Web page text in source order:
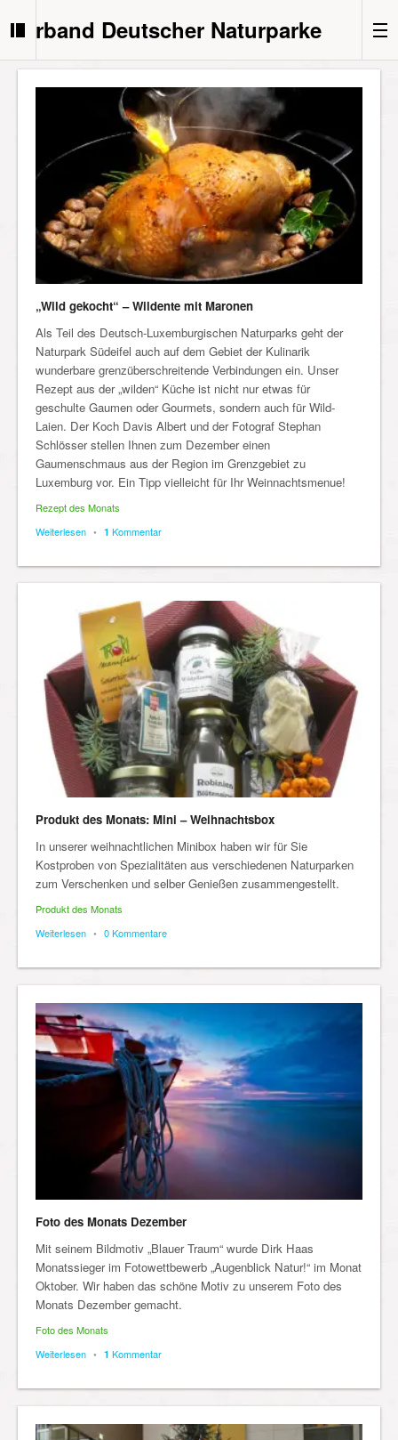
Verband Deutscher Naturparke
„Wild gekocht“ – Wildente mit Maronen
Als Teil des Deutsch-Luxemburgischen Naturparks geht der
Naturpark Südeifel auch auf dem Gebiet der Kulinarik
wunderbare grenzüberschreitende Verbindungen ein. Unser
Rezept aus der „wilden“ Küche ist nicht nur etwas für
geschulte Gaumen oder Gourmets, sondern auch für Wild-
Laien. Der Koch Davis Albert und der Fotograf Stephan
Schlösser stellen Ihnen zum Dezember einen
Gaumenschmaus aus der Region im Grenzgebiet zu
Luxemburg vor. Ein Tipp vielleicht für Ihr Weinnachtsmenue!
Rezept des Monats
Weiterlesen • 1 Kommentar
Produkt des Monats: Mini – Weihnachtsbox
In unserer weihnachtlichen Minibox haben wir für Sie
Kostproben von Spezialitäten aus verschiedenen Naturparken
zum Verschenken und selber Genießen zusammengestellt.
Produkt des Monats
Weiterlesen • 0 Kommentare
Foto des Monats Dezember
Mit seinem Bildmotiv „Blauer Traum“ wurde Dirk Haas
Monatssieger im Fotowettbewerb „Augenblick Natur!“ im Monat
Oktober. Wir haben das schöne Motiv zu unserem Foto des
Monats Dezember gemacht.
Foto des Monats
Weiterlesen • 1 Kommentar